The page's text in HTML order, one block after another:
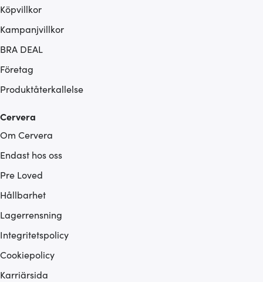
Köpvillkor
Kampanjvillkor
BRA DEAL
Företag
Produktåterkallelse
Cervera
Om Cervera
Endast hos oss
Pre Loved
Hållbarhet
Lagerrensning
Integritetspolicy
Cookiepolicy
Karriärsida